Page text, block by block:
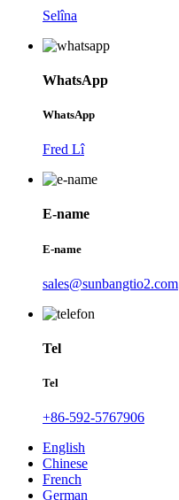
Selîna
WhatsApp
WhatsApp
Fred Lî
E-name
E-name
sales@sunbangtio2.com
Tel
Tel
+86-592-5767906
English
Chinese
French
German